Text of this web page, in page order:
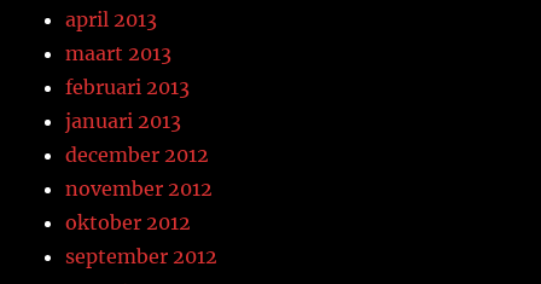
april 2013
maart 2013
februari 2013
januari 2013
december 2012
november 2012
oktober 2012
september 2012